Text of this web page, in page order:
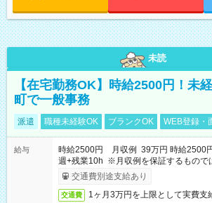
未読
【在宅勤務OK】時給2500円！未
町で一般事務
派遣 職種未経験OK ブランクOK WEB登録・
給与
時給2500円 月収例 39万円 時給2500
週+残業10h ※月収例を保証するもので
受取りサービス利用可（利用条件有）
交通費別途支給あり
交通費 1ヶ月3万円を上限として実費支